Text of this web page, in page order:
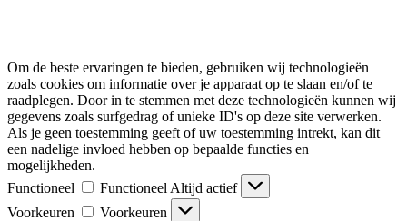
Om de beste ervaringen te bieden, gebruiken wij technologieën
zoals cookies om informatie over je apparaat op te slaan en/of te
raadplegen. Door in te stemmen met deze technologieën kunnen wij
gegevens zoals surfgedrag of unieke ID's op deze site verwerken.
Als je geen toestemming geeft of uw toestemming intrekt, kan dit
een nadelige invloed hebben op bepaalde functies en
mogelijkheden.
Functioneel
Functioneel Altijd actief
Voorkeuren
Voorkeuren